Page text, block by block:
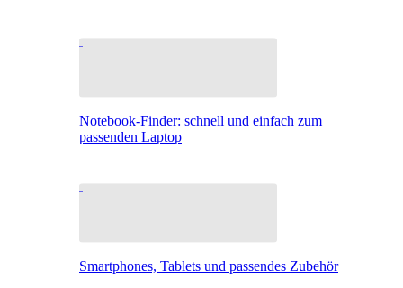
Notebook-Finder: schnell und einfach zum
passenden Laptop
Smartphones, Tablets und passendes Zubehör